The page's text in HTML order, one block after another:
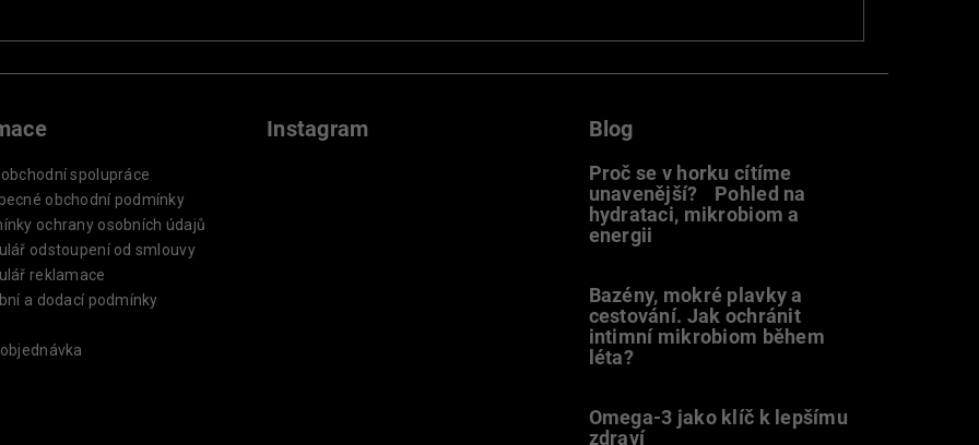
spolupráce
obchodní podmínky
ochrany osobních údajů
odstoupení od smlouvy
reklamace
a dodací podmínky
Instagram Blog
Proč se v horku cítíme
unavenější? Pohled na
hydrataci, mikrobiom a
energii
Bazény, mokré plavky a
cestování. Jak ochránit
intimní mikrobiom během
léta?
Omega-3 jako klíč k lepšímu
zdraví